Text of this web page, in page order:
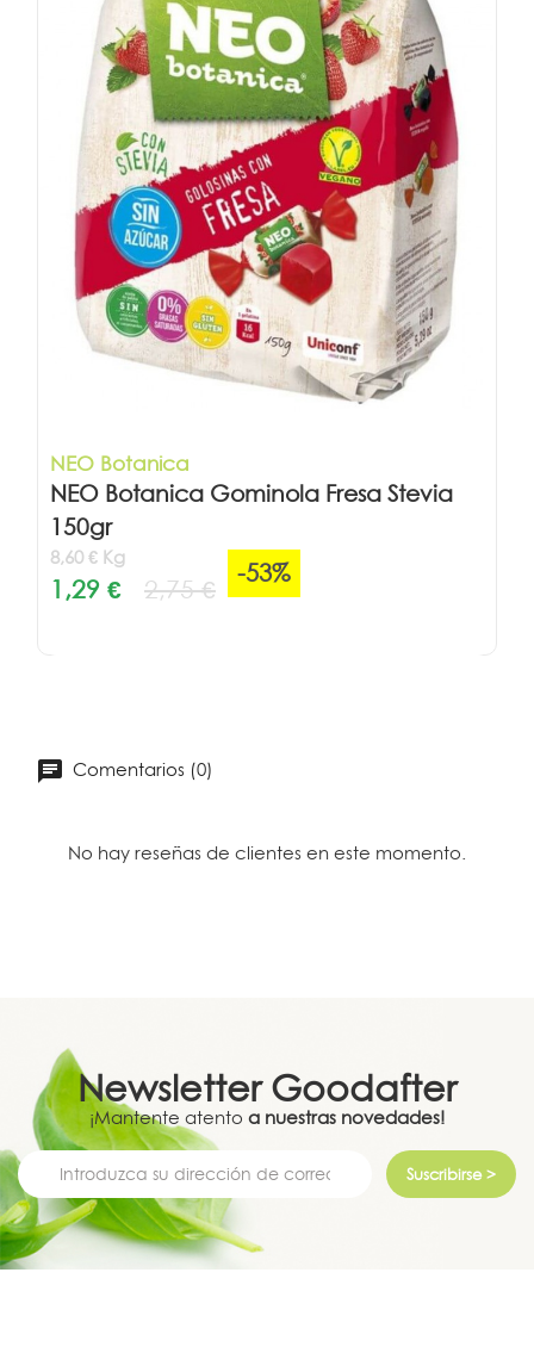
NEO Botanica
NEO Botanica Gominola Fresa Stevia
150gr
8,60 € Kg
1,29 € 2,75 €
-53%
Comentarios (0)
No hay reseñas de clientes en este momento.
Newsletter Goodafter
¡Mantente atento a nuestras novedades!
Suscribirse >